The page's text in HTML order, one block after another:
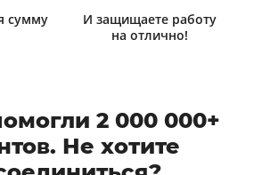
сумму
И защищаете работу
на отлично!
2 000 000+
Не хотите